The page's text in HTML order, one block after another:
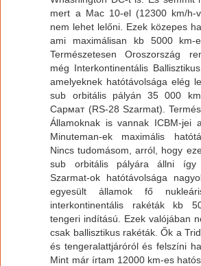
mert a Mac 10-el (12300 km/h-
nem lehet lelőni. Ezek közepes
ami maximálisan kb 5000 km-
Természetesen Oroszország
még Interkontinentális
amelyeknek hatótávolsága elég
sub orbitális pályán 35 000
Сармат (RS-28 Szarmat).
Államoknak is vannak ICBM-jei
Minuteman-ek maximális
Nincs tudomásom, arról, hogy
sub orbitális pályára állni
Szarmat-ok hatótávolsága
egyesült államok fő
interkontinentális rakéták kb
tengeri indítású. Ezek valójában
csak ballisztikus rakéták. Ők a
és tengeralattjáróról és felszíni
Mint már írtam 12000 km-es